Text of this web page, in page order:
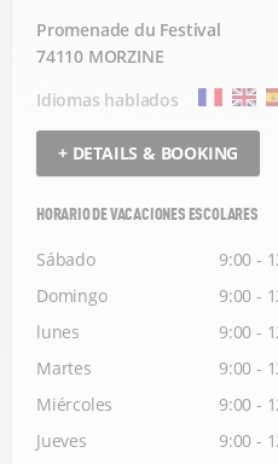
Promenade du Festival
74110 MORZINE
Idiomas hablados
+ DETAILS & BOOKING
HORARIO DE VACACIONES ESCOLARES
Sábado
9:00 -
Domingo
9:00 -
lunes
9:00 -
Martes
9:00 -
Miércoles
9:00 -
Jueves
9:00 -